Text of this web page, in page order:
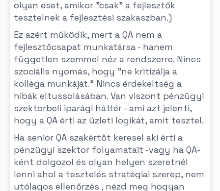
olyan eset, amikor "csak" a fejlesztők
tesztelnek a fejlesztési szakaszban.)
Ez azért működik, mert a QA nem a
fejlesztőcsapat munkatársa - hanem
független szemmel néz a rendszerre. Nincs
szociális nyomás, hogy "ne kritizálja a
kolléga munkáját." Nincs érdekeltség a
hibák eltussolásában. Van viszont pénzügyi
szektorbeli iparági háttér - ami azt jelenti,
hogy a QA érti az üzleti logikát, amit tesztel.
Ha senior QA szakértőt keresel aki érti a
pénzügyi szektor folyamatait -vagy ha QA-
ként dolgozol és olyan helyen szeretnél
lenni ahol a tesztelés stratégiai szerep, nem
utólagos ellenőrzés , nézd meg hogyan